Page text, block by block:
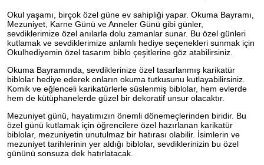
Okul yaşamı, birçok özel güne ev sahipliği yapar. Okuma Bayramı,
Mezuniyet, Karne Günü ve Anneler Günü gibi günler,
sevdiklerimize özel anılarla dolu zamanlar sunar. Bu özel günleri
kutlamak ve sevdiklerimize anlamlı hediye seçenekleri sunmak için
Okulhediyemin özel tasarım biblo çeşitlerine göz atabilirsiniz.
Okuma Bayramında, sevdiklerinize özel tasarlanmış karikatür
biblolar hediye ederek onların okuma tutkusunu kutlayabilirsiniz.
Komik ve eğlenceli karikatürlerle süslenmiş biblolar, hem evlerde
hem de kütüphanelerde güzel bir dekoratif unsur olacaktır.
Mezuniyet günü, hayatımızın önemli dönemeçlerinden biridir. Bu
özel günü kutlamak için öğrencilere özel hazırlanan karikatür
biblolar, mezuniyetin unutulmaz bir hatırası olabilir. İsimlerin ve
mezuniyet tarihlerinin yer aldığı biblolar, sevdiklerinizin bu özel
gününü sonsuza dek hatırlatacak.